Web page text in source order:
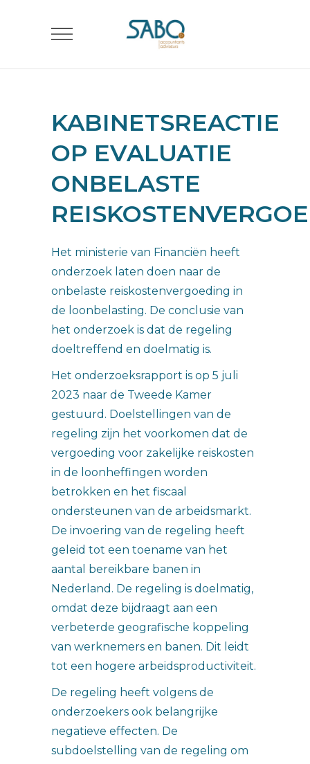
KABINETSREACTIE
OP EVALUATIE
ONBELASTE
Het ministerie van Financiën heeft
onderzoek laten doen naar de
onbelaste reiskostenvergoeding in
de loonbelasting. De conclusie van
het onderzoek is dat de regeling
doeltreffend en doelmatig is.
Het onderzoeksrapport is op 5 juli
2023 naar de Tweede Kamer
gestuurd. Doelstellingen van de
regeling zijn het voorkomen dat de
vergoeding voor zakelijke reiskosten
in de loonheffingen worden
betrokken en het fiscaal
ondersteunen van de arbeidsmarkt.
De invoering van de regeling heeft
geleid tot een toename van het
aantal bereikbare banen in
Nederland. De regeling is doelmatig,
omdat deze bijdraagt aan een
verbeterde geografische koppeling
van werknemers en banen. Dit leidt
tot een hogere arbeidsproductiviteit.
De regeling heeft volgens de
onderzoekers ook belangrijke
negatieve effecten. De
subdoelstelling van de regeling om